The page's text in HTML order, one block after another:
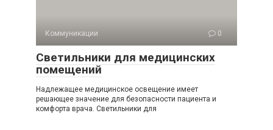
Коммуникации 0
Светильники для медицинских
помещений
Надлежащее медицинское освещение имеет
решающее значение для безопасности пациента и
комфорта врача. Светильники для